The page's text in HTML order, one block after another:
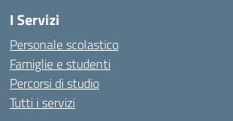
I Servizi
Personale scolastico
Famiglie e studenti
Percorsi di studio
Tutti i servizi